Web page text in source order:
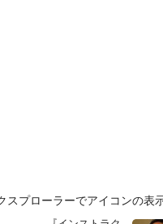
スプローラーでアイコンの表